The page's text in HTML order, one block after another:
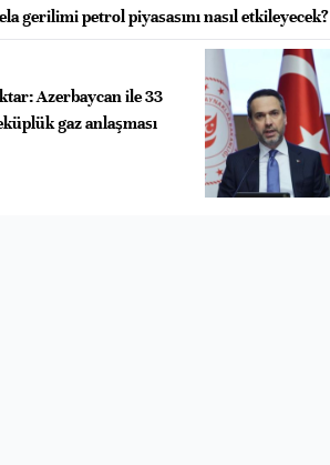
gerilimi petrol piyasasını nasıl etkileyecek?
Azerbaycan ile 33
gaz anlaşması